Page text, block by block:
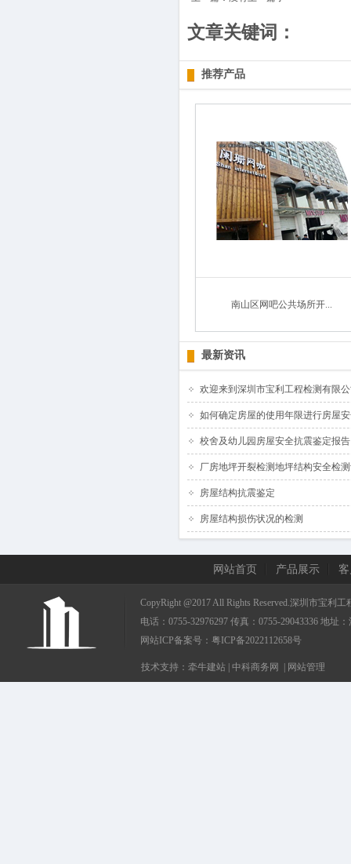
文章关键词：
推荐产品
南山区网吧公共场所开...
最新资讯
欢迎来到深圳市宝利工程检测有限
如何确定房屋的使用年限进行房屋
校舍及幼儿园房屋安全抗震鉴定报告
厂房地坪开裂检测地坪结构安全检
房屋结构抗震鉴定
房屋结构损伤状况的检测
网站首页 产品展示
CopyRight @2017 All Rights Reserved.深圳市宝利
电话：0755-32976297 传真：0755-29043336 地
网站ICP备案号： 粤ICP备2022112658号
技术支持： 牵牛建站 中科商务网 网站管理